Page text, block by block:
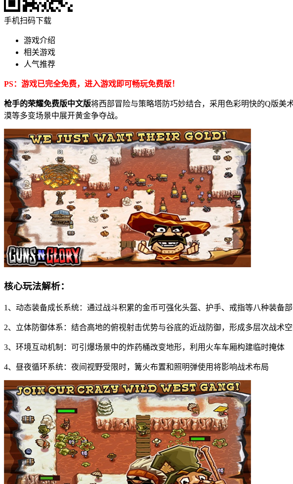
手机扫码下载
游戏介绍
相关游戏
人气推荐
PS：游戏已完全免费，进入游戏即可畅玩免费版！
枪手的荣耀免费版中文版将西部冒险与策略塔防巧妙结合，采用色彩明快的Q版美
漠等多变场景中展开黄金争夺战。
核心玩法解析：
1、动态装备成长系统：通过战斗积累的金币可强化头盔、护手、戒指等八种装备
2、立体防御体系：结合高地的俯视射击优势与谷底的近战防御，形成多层次战术空
3、环境互动机制：可引爆场景中的炸药桶改变地形，利用火车车厢构建临时掩体
4、昼夜循环系统：夜间视野受限时，篝火布置和照明弹使用将影响战术布局